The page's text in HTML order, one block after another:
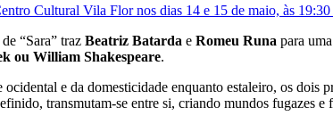
Cultural Vila Flor nos dias 14 e 15 de maio, às 19:30
“Sara” traz Beatriz Batarda e Romeu Runa para
ou William Shakespeare.
e da domesticidade enquanto estaleiro, os dois
transmutam-se entre si, criando mundos fugazes e